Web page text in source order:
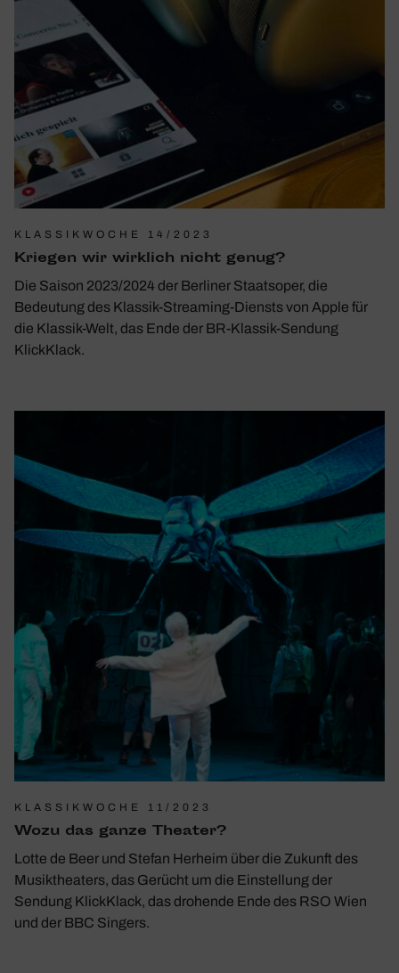
KLASSIKWOCHE 14/2023
Kriegen wir wirk­lich nicht genug?
Die Saison 2023/2024 der Berliner Staatsoper, die
Bedeutung des Klassik-Streaming-Diensts von Apple für
die Klassik-Welt, das Ende der BR-Klassik-Sendung
KlickKlack.
KLASSIKWOCHE 11/2023
Wozu das ganze Theater?
Lotte de Beer und Stefan Herheim über die Zukunft des
Musiktheaters, das Gerücht um die Einstellung der
Sendung KlickKlack, das drohende Ende des RSO Wien
und der BBC Singers.